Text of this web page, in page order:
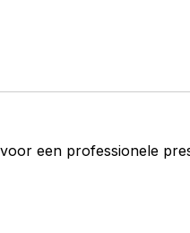
een professionele